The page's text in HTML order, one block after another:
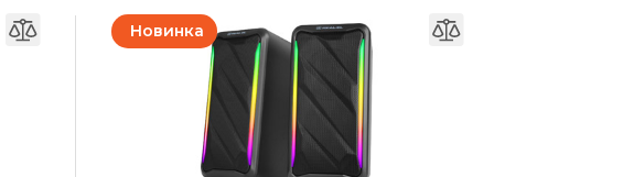
Новинка